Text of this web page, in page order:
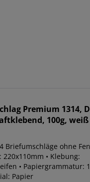
Premium 1314,
100g, weiß
Briefumschläge ohne
220x110mm • Klebung:
• Papiergrammatur:
Papier